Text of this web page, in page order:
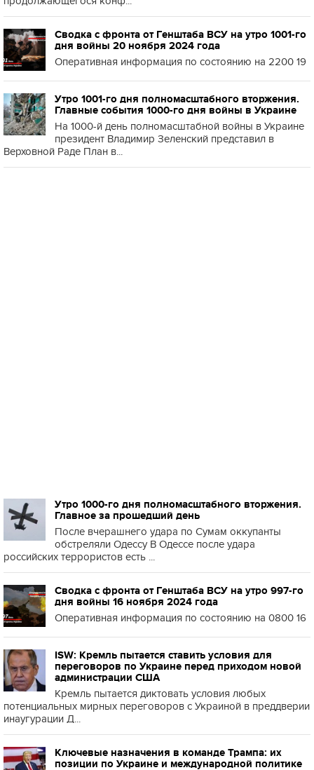
Сводка с фронта от Генштаба ВСУ на утро 1001-го
дня войны 20 ноября 2024 года
Оперативная информация по состоянию на 2200 19
Утро 1001-го дня полномасштабного вторжения.
Главные события 1000-го дня войны в Украине
На 1000-й день полномасштабной войны в Украине
президент Владимир Зеленский представил в
Верховной Раде План в...
Утро 1000-го дня полномасштабного вторжения.
Главное за прошедший день
После вчерашнего удара по Сумам оккупанты
обстреляли Одессу В Одессе после удара
российских террористов есть ...
Сводка с фронта от Генштаба ВСУ на утро 997-го
дня войны 16 ноября 2024 года
Оперативная информация по состоянию на 0800 16
ISW: Кремль пытается ставить условия для
переговоров по Украине перед приходом новой
администрации США
Кремль пытается диктовать условия любых
потенциальных мирных переговоров с Украиной в преддверии
инаугурации Д...
Ключевые назначения в команде Трампа: их
позиции по Украине и международной политике